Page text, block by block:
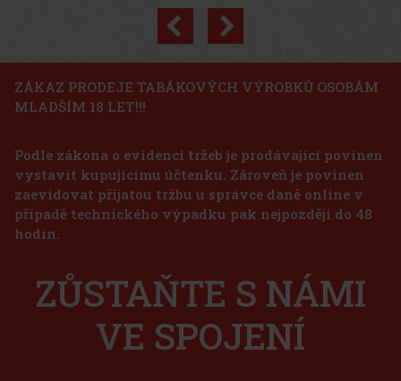
Boniface 1/20
vázací a plnící tabáky zůstávají
malá nápověda: vybrané plnící a vázací
a jejich cílem je přinést velmi
list Colorado také přináší tóny ho
Sleva: 24%
de Cinco Sampler - 4 ks
1 125 Kč
Previous
ZÁKAZ PRODEJE TABÁKOVÝCH VÝROBKŮ OSOBÁM
MLADŠÍM 18 LET!!!
Podle zákona o evidenci tržeb je prodávající povinen
vystavit kupujícímu účtenku. Zároveň je povinen
zaevidovat přijatou tržbu u správce daně online v
případě technického výpadku pak nejpozději do 48
hodin.
ZŮSTAŇTE S NÁMI
VE SPOJENÍ